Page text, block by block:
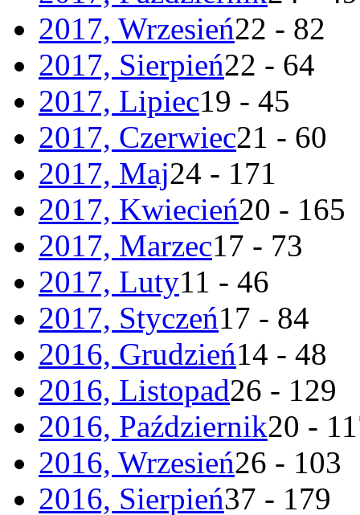
2017, Wrzesień22 - 82
2017, Sierpień22 - 64
2017, Lipiec19 - 45
2017, Czerwiec21 - 60
2017, Maj24 - 171
2017, Kwiecień20 - 165
2017, Marzec17 - 73
2017, Luty11 - 46
2017, Styczeń17 - 84
2016, Grudzień14 - 48
2016, Listopad26 - 129
2016, Październik20 -
2016, Wrzesień26 - 103
2016, Sierpień37 - 179